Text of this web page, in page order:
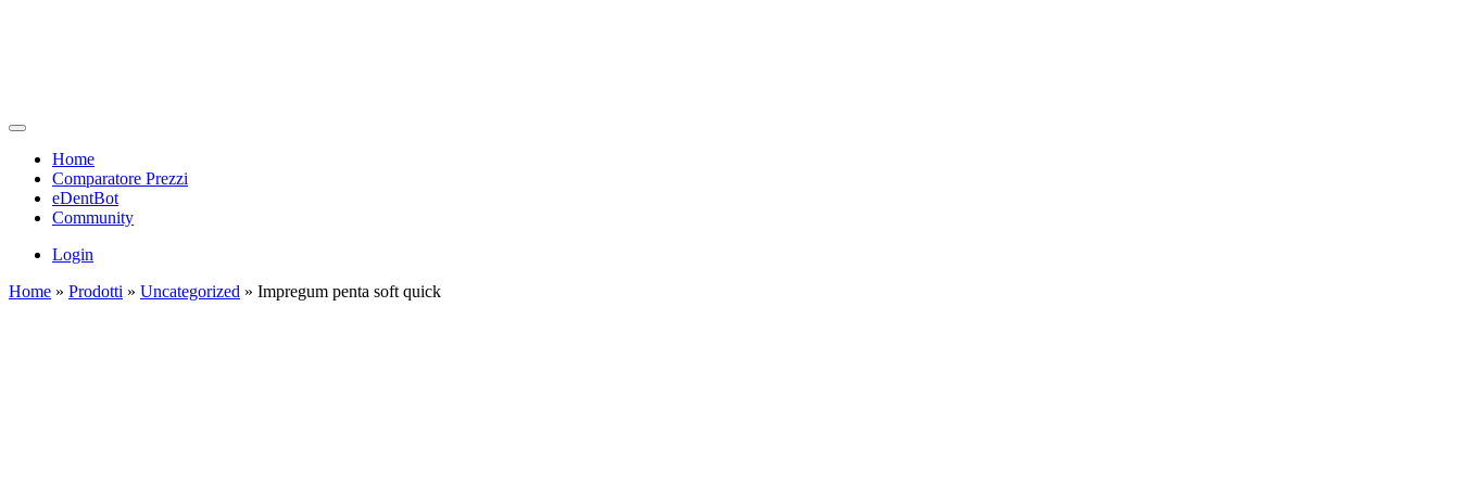
Home
Comparatore Prezzi
eDentBot
Community
Login
Home » Prodotti » Uncategorized » Impregum penta soft quick